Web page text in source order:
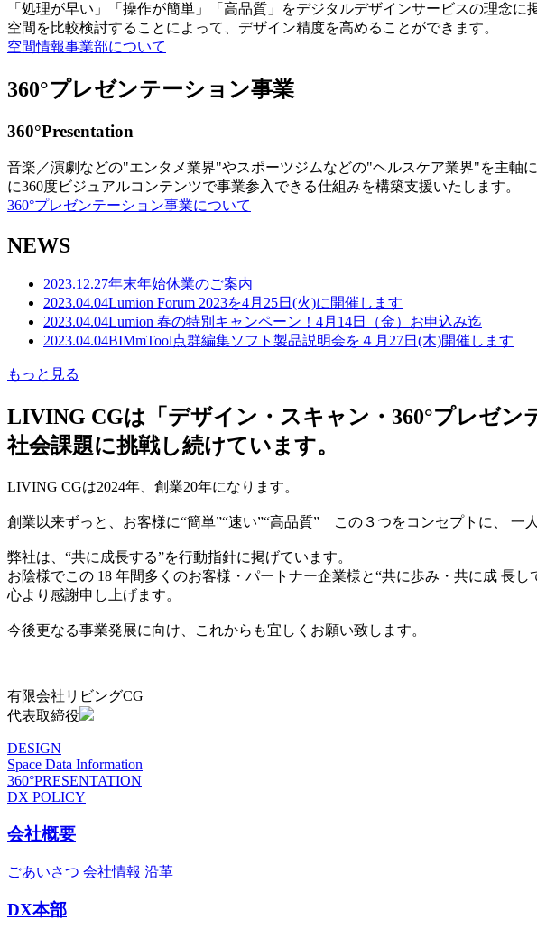
「処理が早い」「操作が簡単」「高品質」をデジタルデザインサービスの理念
空間を比較検討することによって、デザイン精度を高めることができます。
空間情報事業部について
360°プレゼンテーション事業
360°Presentation
音楽／演劇などの"エンタメ業界"やスポーツジムなどの"ヘルスケア業界"を主軸
に360度ビジュアルコンテンツで事業参入できる仕組みを構築支援いたします。
360°プレゼンテーション事業について
NEWS
2023.12.27年末年始休業のご案内
2023.04.04Lumion Forum 2023を4月25日(火)に開催します
2023.04.04Lumion 春の特別キャンペーン！4月14日（金）お申込み迄
2023.04.04BIMmTool点群編集ソフト製品説明会を４月27日(木)開催します
もっと見る
LIVING CGは「デザイン・スキャン・360°プレゼ
社会課題に挑戦し続けています。
LIVING CGは2024年、創業20年になります。
創業以来ずっと、お客様に“簡単”“速い”“高品質” この３つをコンセプトに、 一
弊社は、“共に成長する”を行動指針に掲げています。
お陰様でこの 18 年間多くのお客様・パートナー企業様と“共に歩み・共に成 長し
心より感謝申し上げます。
今後更なる事業発展に向け、これからも宜しくお願い致します。
有限会社リビングCG
代表取締役
DESIGN
Space Data Information
360°PRESENTATION
DX POLICY
会社概要
ごあいさつ 会社情報 沿革
DX本部